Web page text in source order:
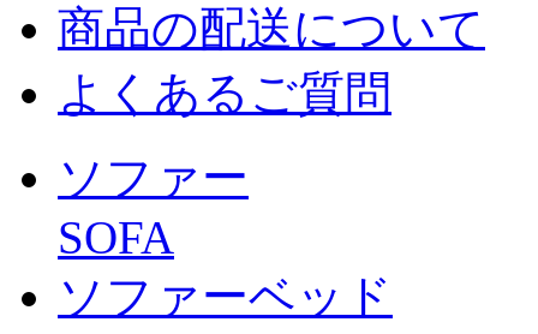
商品の配送について
よくあるご質問
ソファー
SOFA
ソファーベッド